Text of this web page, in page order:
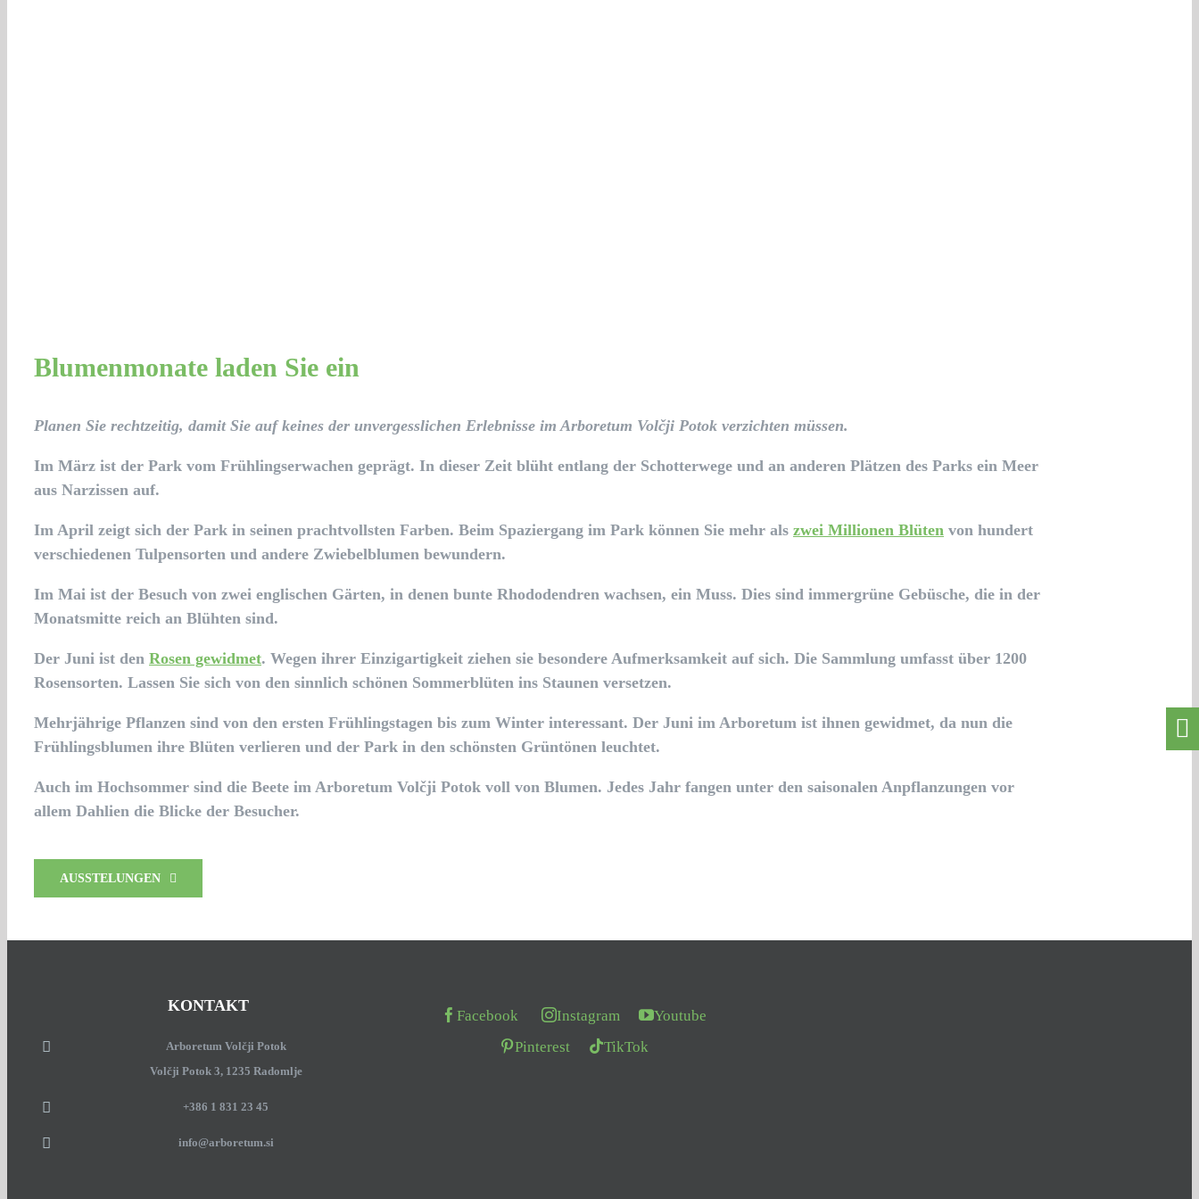
Blumenmonate laden Sie ein
Planen Sie rechtzeitig, damit Sie auf keines der unvergesslichen Erlebnisse im Arboretum Volčji Potok verzichten müssen.
Im März ist der Park vom Frühlingserwachen geprägt. In dieser Zeit blüht entlang der Schotterwege und an anderen Plätzen des Parks ein Meer
aus Narzissen auf.
Im April zeigt sich der Park in seinen prachtvollsten Farben. Beim Spaziergang im Park können Sie mehr als zwei Millionen Blüten von hundert
verschiedenen Tulpensorten und andere Zwiebelblumen bewundern.
Im Mai ist der Besuch von zwei englischen Gärten, in denen bunte Rhododendren wachsen, ein Muss. Dies sind immergrüne Gebüsche, die in der
Monatsmitte reich an Blühten sind.
Der Juni ist den Rosen gewidmet. Wegen ihrer Einzigartigkeit ziehen sie besondere Aufmerksamkeit auf sich. Die Sammlung umfasst über 1200
Rosensorten. Lassen Sie sich von den sinnlich schönen Sommerblüten ins Staunen versetzen.
Mehrjährige Pflanzen sind von den ersten Frühlingstagen bis zum Winter interessant. Der Juni im Arboretum ist ihnen gewidmet, da nun die
Frühlingsblumen ihre Blüten verlieren und der Park in den schönsten Grüntönen leuchtet.
Auch im Hochsommer sind die Beete im Arboretum Volčji Potok voll von Blumen. Jedes Jahr fangen unter den saisonalen Anpflanzungen vor
allem Dahlien die Blicke der Besucher.
AUSSTELUNGEN
KONTAKT
Arboretum Volčji Potok
Volčji Potok 3, 1235 Radomlje
+386 1 831 23 45
info@arboretum.si
Facebook Instagram Youtube
Pinterest TikTok